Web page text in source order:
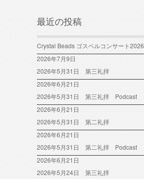
最近の投稿
Crystal Beads ゴスペルコンサート2026
2026年7月9日
2026年5月31日 第三礼拝
2026年6月21日
2026年5月31日 第三礼拝 Podcast
2026年6月21日
2026年5月31日 第二礼拝
2026年6月21日
2026年5月31日 第二礼拝 Podcast
2026年6月21日
2026年5月24日 第三礼拝